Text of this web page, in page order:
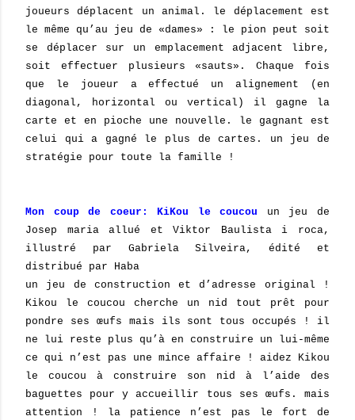
joueurs déplacent un animal. le déplacement est
le même qu’au jeu de «dames» : le pion peut soit
se déplacer sur un emplacement adjacent libre,
soit effectuer plusieurs «sauts». Chaque fois
que le joueur a effectué un alignement (en
diagonal, horizontal ou vertical) il gagne la
carte et en pioche une nouvelle. le gagnant est
celui qui a gagné le plus de cartes. un jeu de
stratégie pour toute la famille !
Mon coup de coeur:KiKou le coucou un jeu de
Josep maria allué et Viktor Baulista i roca,
illustré par Gabriela Silveira, édité et
distribué par Haba
un jeu de construction et d’adresse original !
Kikou le coucou cherche un nid tout prêt pour
pondre ses œufs mais ils sont tous occupés ! il
ne lui reste plus qu’à en construire un lui-même
ce qui n’est pas une mince affaire ! aidez Kikou
le coucou à construire son nid à l’aide des
baguettes pour y accueillir tous ses œufs. mais
attention ! la patience n’est pas le fort de